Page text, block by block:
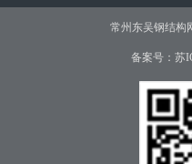
常州东吴钢结构
备案号：苏